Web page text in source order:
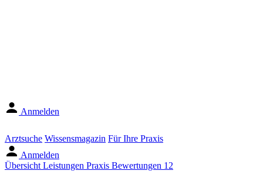
Anmelden
Arztsuche Wissensmagazin Für Ihre Praxis
Anmelden
Übersicht Leistungen Praxis Bewertungen 12